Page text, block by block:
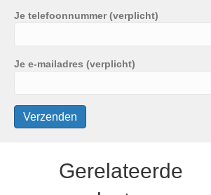
Je telefoonnummer (verplicht)
Je e-mailadres (verplicht)
Gerelateerde